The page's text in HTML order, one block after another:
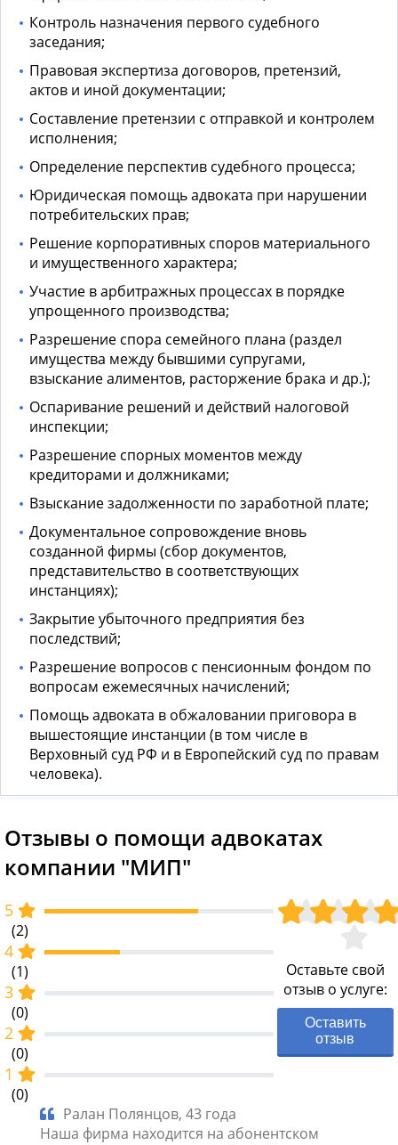
Контроль назначения первого судебного
заседания;
Правовая экспертиза договоров, претензий,
актов и иной документации;
Составление претензии с отправкой и контролем
исполнения;
Определение перспектив судебного процесса;
Юридическая помощь адвоката при нарушении
потребительских прав;
Решение корпоративных споров материального
и имущественного характера;
Участие в арбитражных процессах в порядке
упрощенного производства;
Разрешение спора семейного плана (раздел
имущества между бывшими супругами,
взыскание алиментов, расторжение брака и др.);
Оспаривание решений и действий налоговой
инспекции;
Разрешение спорных моментов между
кредиторами и должниками;
Взыскание задолженности по заработной плате;
Документальное сопровождение вновь
созданной фирмы (сбор документов,
представительство в соответствующих
инстанциях);
Закрытие убыточного предприятия без
последствий;
Разрешение вопросов с пенсионным фондом по
вопросам ежемесячных начислений;
Помощь адвоката в обжаловании приговора в
вышестоящие инстанции (в том числе в
Верховный суд РФ и в Европейский суд по правам
человека).
Отзывы о помощи адвокатах
компании "МИП"
5
(2)
4
(1)
3
(0)
2
(0)
1
(0)
Оставьте свой
отзыв о услуге:
Оставить
отзыв
Ралан Полянцов, 43 года
Наша фирма находится на абонентском